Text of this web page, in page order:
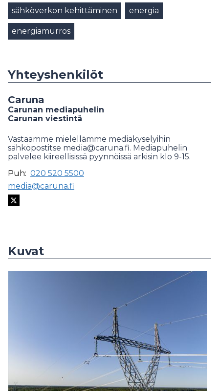
sähköverkon kehittäminen energia
energiamurros
Yhteyshenkilöt
Caruna
Carunan mediapuhelin
Carunan viestintä
Vastaamme mielellämme mediakyselyihin
sähköpostitse media@caruna.fi. Mediapuhelin
palvelee kiireellisissä pyynnöissä arkisin klo 9-15.
Puh: 020 520 5500
media@caruna.fi
Kuvat